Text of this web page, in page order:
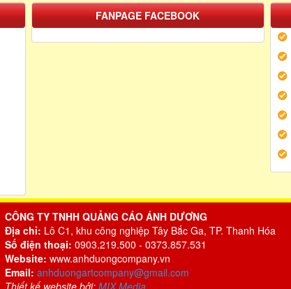
FANPAGE FACEBOOK
CÔNG TY TNHH QUẢNG CÁO ÁNH DƯƠNG
Địa chỉ: Lô C1, khu công nghiệp Tây Bắc Ga, TP. Thanh Hóa
Số điện thoại: 0903.219.500 - 0373.857.531
Website: www.anhduongcompany.vn
Email: anhduongartcompany@gmail.com